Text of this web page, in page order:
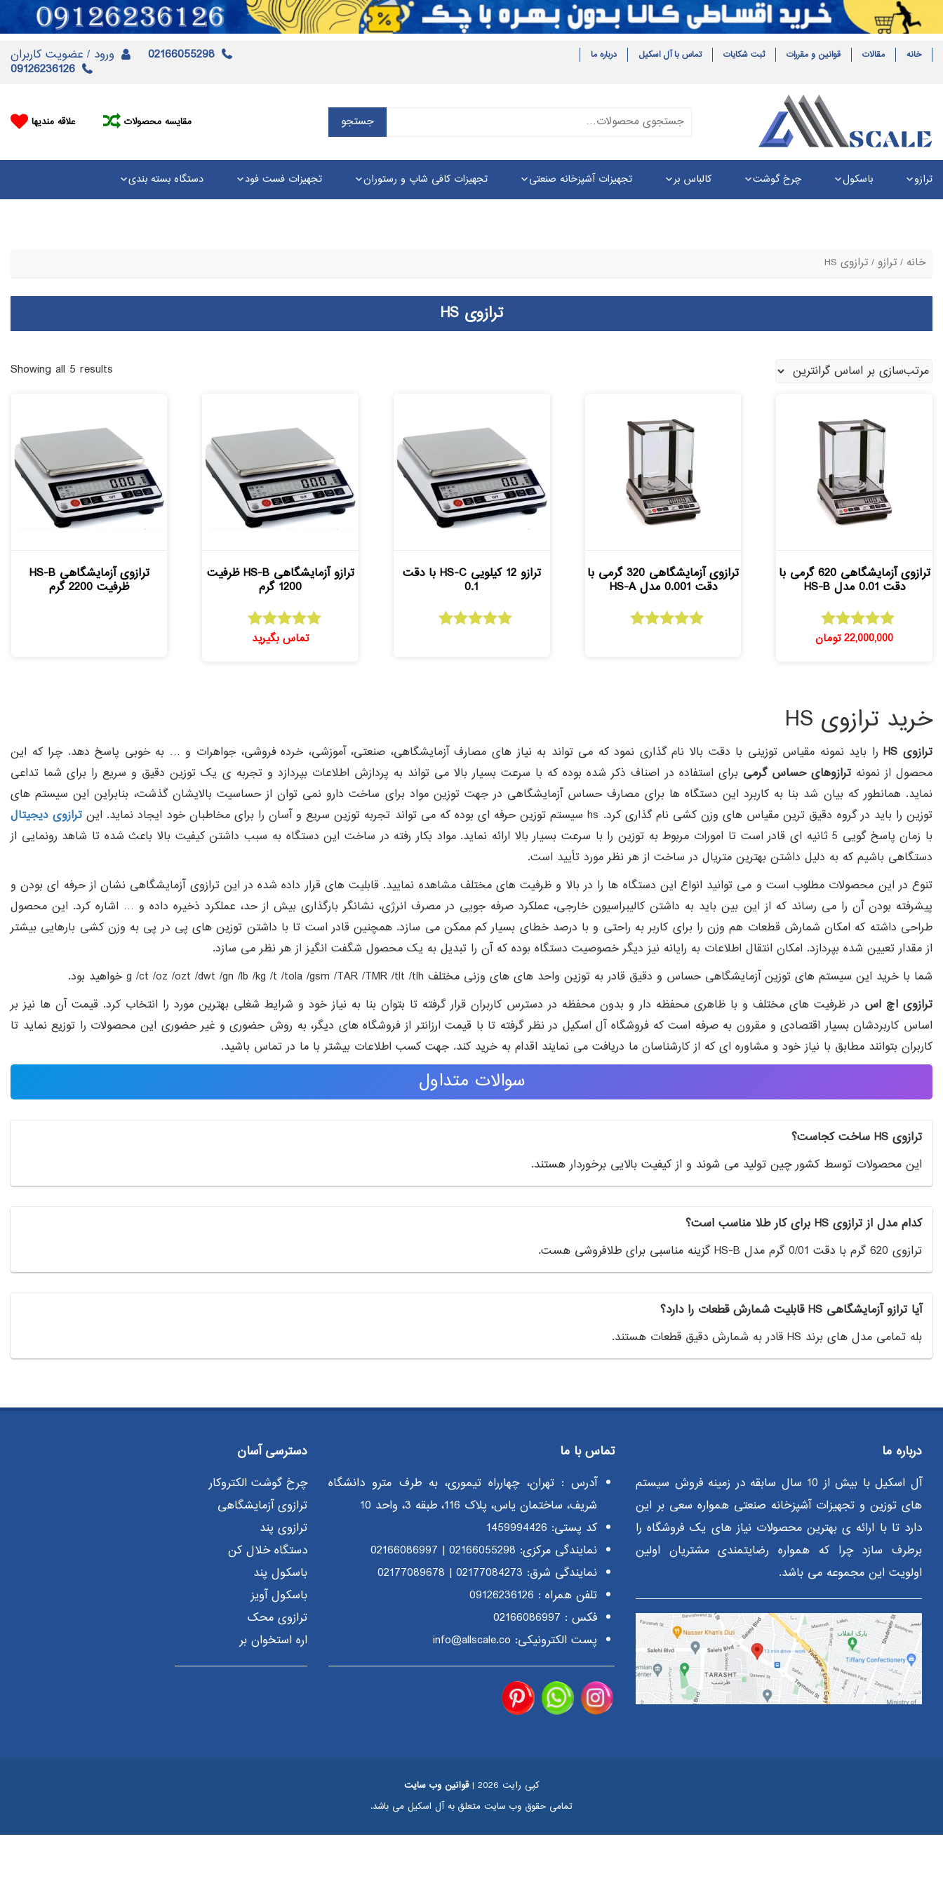
خانه مقالات قوانین و مقررات ثبت شکایات تماس با آل اسکیل درباره ما ورود / عضویت کاربران 02166055298
09126236126
جستجو
برای:
جستجو علاقه مندیها مقایسه محصولات
ترازو باسکول چرخ گوشت کالباس بر تجهیزات آشپزخانه صنعتی تجهیزات کافی شاپ و رستوران تجهیزات فست فود دستگاه بسته بندی
خانه /ترازو/ ترازوی HS
ترازوی HS
Showing all 5 results
ترازوی آزمایشگاهی 620 گرمی با
دقت 0.01 مدل HS-B
امتیاز
5.00
22,000,000تومان
ترازوی آزمایشگاهی 320 گرمی با
دقت 0.001 مدل HS-A
ترازو 12 کیلویی HS-C با دقت
0.1
ترازو آزمایشگاهی HS-B ظرفیت
1200 گرم
امتیاز
5.00
تماس بگیرید
ترازوی آزمایشگاهی HS-B
ظرفیت 2200 گرم
خرید ترازوی HS
ترازوی HS
را باید نمونه مقیاس توزینی با دقت بالا نام گذاری نمود که می تواند به نیاز های مصارف آزمایشگاهی، صنعتی، آموزشی، خرده فروشی، جواهرات و … به خوبی پاسخ دهد. چرا که این
محصول از نمونهترازوهای حساس گرمی برای استفاده در اصناف ذکر شده بوده که با سرعت بسیار بالا می تواند به پردازش اطلاعات بپردازد و تجربه ی یک توزین دقیق و سریع را برای شما تداعی
نماید. همانطور که بیان شد بنا به کاربرد این دستگاه ها برای مصارف حساس آزمایشگاهی در جهت توزین مواد برای ساخت دارو نمی توان از حساسیت بالایشان گذشت، بنابراین این سیستم های
توزین را باید در گروه دقیق ترین مقیاس های وزن کشی نام گذاری کرد. hs سیستم توزین حرفه ای بوده که می تواند تجربه توزین سریع و آسان را برای مخاطبان خود ایجاد نماید. این
ترازوی دیجیتال
با زمان پاسخ گویی 5 ثانیه ای قادر است تا امورات مربوط به توزین را با سرعت بسیار بالا ارائه نماید. مواد بکار رفته در ساخت این دستگاه به سبب داشتن کیفیت بالا باعث شده تا شاهد رونمایی از
دستگاهی باشیم که به دلیل داشتن بهترین متریال در ساخت از هر نظر مورد تأیید است.
تنوع در این محصولات مطلوب است و می توانید انواع این دستگاه ها را در بالا و ظرفیت های مختلف مشاهده نمایید. قابلیت های قرار داده شده در این ترازوی آزمایشگاهی نشان از حرفه ای بودن و
پیشرفته بودن آن را می رساند که از این بین باید به داشتن کالیبراسیون خارجی، عملکرد صرفه جویی در مصرف انرژی، نشانگر بارگذاری بیش از حد، عملکرد ذخیره داده و … اشاره کرد. این محصول
طراحی داشته که امکان شمارش قطعات هم وزن را برای کاربر به راحتی و با درصد خطای بسیار کم ممکن می سازد. همچنین قادر است تا با داشتن توزین های پی در پی به وزن کشی بارهایی بیشتر
از مقدار تعیین شده بپردازد. امکان انتقال اطلاعات به رایانه نیز دیگر خصوصیت دستگاه بوده که آن را تبدیل به یک محصول شگفت انگیز از هر نظر می سازد.
شما با خرید این سیستم های توزین آزمایشگاهی حساس و دقیق قادر به توزین واحد های های وزنی مختلف g /ct /oz /ozt /dwt /gn /lb /kg /t /tola /gsm /TAR /TMR /tlt /tlh خواهید بود.
ترازوی اچ اس در ظرفیت های مختلف و با ظاهری محفظه دار و بدون محفظه در دسترس کاربران قرار گرفته تا بتوان بنا به نیاز خود و شرایط شغلی بهترین مورد را انتخاب کرد. قیمت آن ها نیز بر
اساس کاربردشان بسیار اقتصادی و مقرون به صرفه است که فروشگاه آل اسکیل در نظر گرفته تا با قیمت ارزانتر از فروشگاه های دیگر، به روش حضوری و غیر حضوری این محصولات را توزیع نماید تا
کاربران بتوانند مطابق با نیاز خود و مشاوره ای که از کارشناسان ما دریافت می نمایند اقدام به خرید کند. جهت کسب اطلاعات بیشتر با ما در تماس باشید.
سوالات متداول
ترازوی HS ساخت کجاست؟
این محصولات توسط کشور چین تولید می شوند و از کیفیت بالایی برخوردار هستند.
کدام مدل از ترازوی HS برای کار طلا مناسب است؟
ترازوی 620 گرم با دقت 0/01 گرم مدل HS-B گزینه مناسبی برای طلافروشی هست.
آیا ترازو آزمایشگاهی HS قابلیت شمارش قطعات را دارد؟
بله تمامی مدل های برند HS قادر به شمارش دقیق قطعات هستند.
درباره ما
آل اسکیل با بیش از 10 سال سابقه در زمینه فروش سیستم
های توزین و تجهیزات آشپزخانه صنعتی همواره سعی بر این
دارد تا با ارائه ی بهترین محصولات نیاز های یک فروشگاه را
برطرف سازد چرا که همواره رضایتمندی مشتریان اولین
اولویت این مجموعه می باشد.
تماس با ما
آدرس : تهران، چهارراه تیموری، به طرف مترو دانشگاه
شریف، ساختمان یاس، پلاک 116، طبقه 3، واحد 10
کد پستی: 1459994426
نمایندگی مرکزی: 02166055298
|
02166086997
نمایندگی شرق: 02177084273
|
02177089678
تلفن همراه : 09126236126
فکس : 02166086997
پست الکترونیکی: info@allscale.co
دسترسی آسان
چرخ گوشت الکتروکار
ترازوی آزمایشگاهی
ترازوی پند
دستگاه خلال کن
باسکول پند
باسکول آویز
ترازوی محک
اره استخوان بر
کپی رایت 2026 |
قوانین وب سایت
تمامی حقوق وب سایت متعلق به آل اسکیل می باشد.